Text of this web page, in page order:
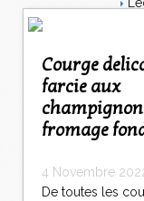
Courge delica moretti
farcie aux
fromage
4 Novembre
De toutes les